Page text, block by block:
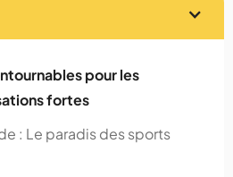
pour les
fortes
: Le paradis des sports